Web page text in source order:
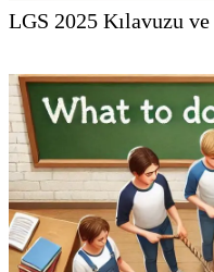
LGS 2025 Kılavuzu